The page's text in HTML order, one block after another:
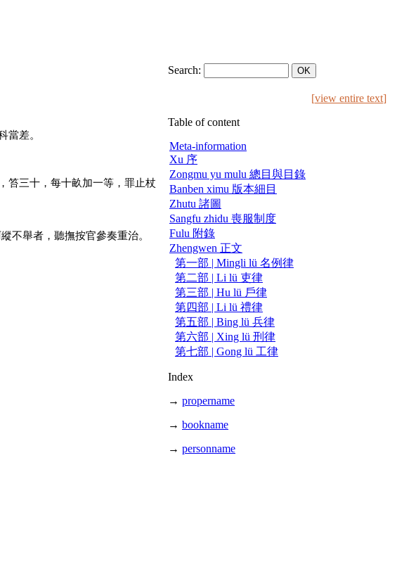
Search:
當差。
笞三十，每十畝加一等，罪止杖
不舉者，聽撫按官參奏重治。
[view entire text]
Table of content
Meta-information
Xu 序
Zongmu yu mulu 總目與目錄
Banben ximu 版本細目
Zhutu 諸圖
Sangfu zhidu 喪服制度
Fulu 附錄
Zhengwen 正文
第一部 | Mingli lü 名例律
第二部 | Li lü 吏律
第三部 | Hu lü 戶律
第四部 | Li lü 禮律
第五部 | Bing lü 兵律
第六部 | Xing lü 刑律
第七部 | Gong lü 工律
Index
→ propername
→ bookname
→ personname